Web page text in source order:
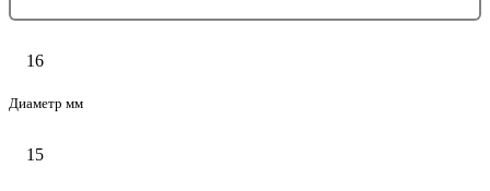
16
Диаметр мм
15